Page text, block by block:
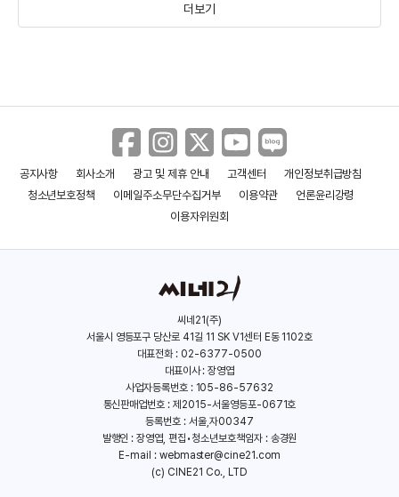
마피아 스노우 데이
더보기
공지사항 회사소개 광고 및 제휴 안내 고객센터
개인정보취급방침
청소년보호정책
이메일주소무단수집거부 이용약관
언론윤리강령
이용자위원회
씨네21(주)
서울시 영등포구 당산로 41길 11 SK V1센터 E동 1102호
대표전화 : 02-6377-0500
대표이사 : 장영엽
사업자등록번호 : 105-86-57632
통신판매업번호 : 제2015-서울영등포-0671호
등록번호 : 서울,자00347
발행인 : 장영엽, 편집•청소년보호책임자 : 송경원
E-mail : webmaster@cine21.com
(c) CINE21 Co., LTD